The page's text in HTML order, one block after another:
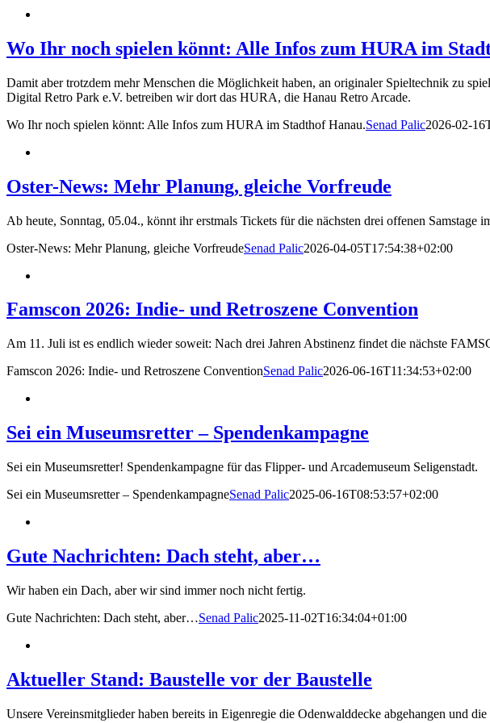
Wo Ihr noch spielen könnt: Alle Infos zum HURA im
Damit aber trotzdem mehr Menschen die Möglichkeit haben, an originaler Spieltechnik zu
Digital Retro Park e.V. betreiben wir dort das HURA, die Hanau Retro Arcade.
Wo Ihr noch spielen könnt: Alle Infos zum HURA im Stadthof Hanau.Senad Palic2026-02-
Oster-News: Mehr Planung, gleiche Vorfreude
Ab heute, Sonntag, 05.04., könnt ihr erstmals Tickets für die nächsten drei offenen Samstage
Oster-News: Mehr Planung, gleiche VorfreudeSenad Palic2026-04-05T17:54:38+02:00
Famscon 2026: Indie- und Retroszene Convention
Am 11. Juli ist es endlich wieder soweit: Nach drei Jahren Abstinenz findet die nächste
Famscon 2026: Indie- und Retroszene ConventionSenad Palic2026-06-16T11:34:53+02:00
Sei ein Museumsretter – Spendenkampagne
Sei ein Museumsretter! Spendenkampagne für das Flipper- und Arcademuseum Seligenstadt.
Sei ein Museumsretter – SpendenkampagneSenad Palic2025-06-16T08:53:57+02:00
Gute Nachrichten: Dach steht, aber…
Wir haben ein Dach, aber wir sind immer noch nicht fertig.
Gute Nachrichten: Dach steht, aber…Senad Palic2025-11-02T16:34:04+01:00
Aktueller Stand: Baustelle vor der Baustelle
Unsere Vereinsmitglieder haben bereits in Eigenregie die Odenwalddecke abgehangen und